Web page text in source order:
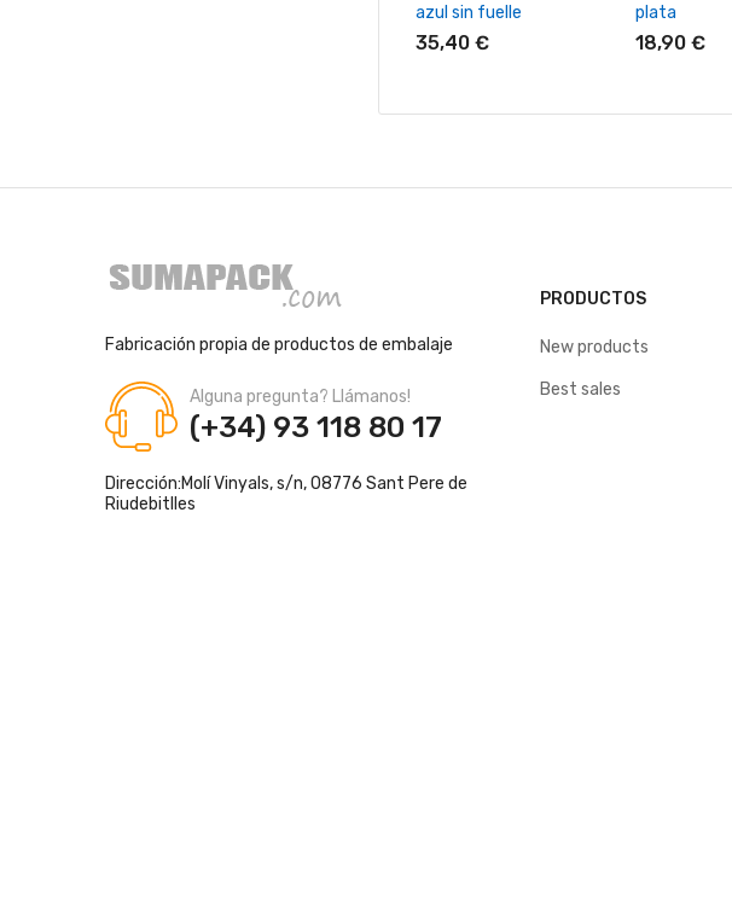
azul sin fuelle
35,40 €
plata
18,90 €
Fabricación propia de productos de embalaje
Alguna pregunta? Llámanos!
(+34) 93 118 80 17
Dirección:Molí Vinyals, s/n, 08776 Sant Pere de
Riudebitlles
PRODUCTOS
New products
Best sales